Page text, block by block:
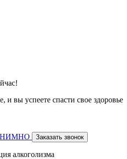
и вы успеете спасти свое здоровье
Заказать звонок
алкоголизма